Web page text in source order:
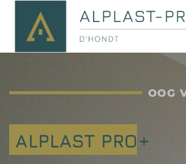
OOG
ALPLAST PRO+